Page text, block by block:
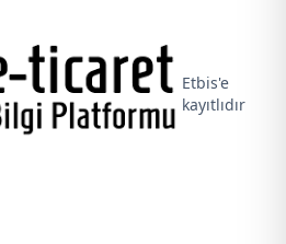
Etbis'e
kayıtlıdır